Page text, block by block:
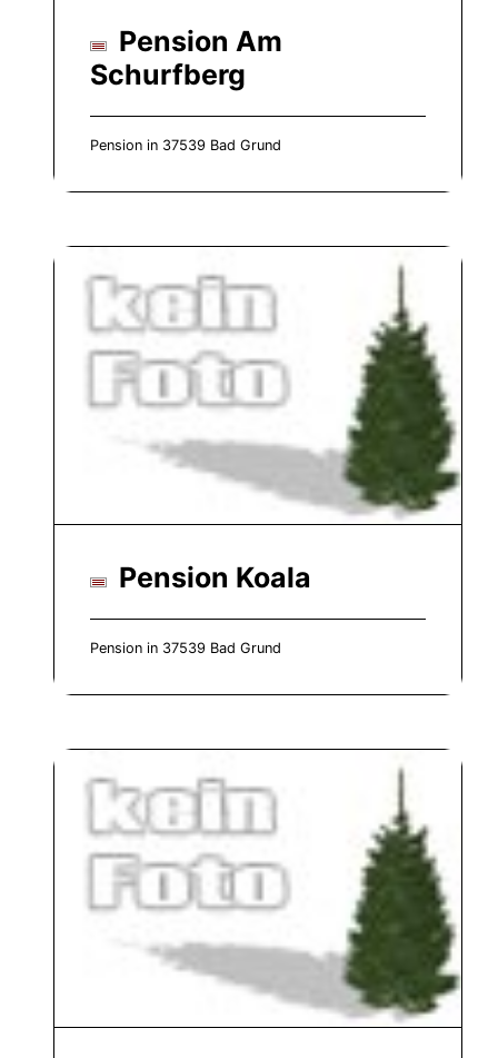
Pension Am
Schurfberg
Pension in 37539 Bad Grund
Pension Koala
Pension in 37539 Bad Grund